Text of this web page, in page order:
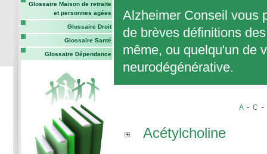
Glossaire Maison de retraite
et personnes agées
Glossaire Droit
Glossaire Santé
Glossaire Dépendance
Alzheimer Conseil vous
de brèves définitions
même, ou quelqu'un de
neurodégénérative.
A- C -
Acétylcholine